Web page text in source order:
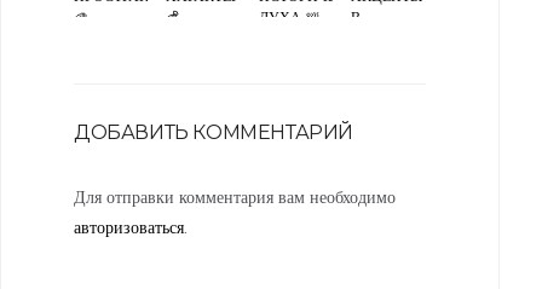
🎨
💰
ДУХА 🛀
В
ДОБАВИТЬ КОММЕНТАРИЙ
Для отправки комментария вам необходимо
авторизоваться.